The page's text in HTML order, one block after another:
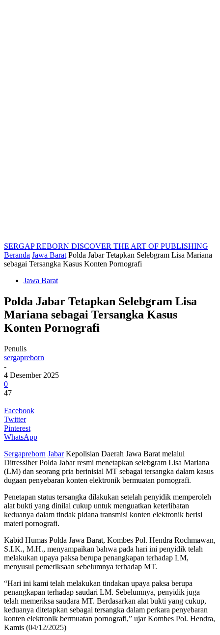
SERGAP REBORN DISCOVER THE ART OF PUBLISHING
Beranda Jawa Barat Polda Jabar Tetapkan Selebgram Lisa Mariana
sebagai Tersangka Kasus Konten Pornografi
Jawa Barat
Polda Jabar Tetapkan Selebgram Lisa
Mariana sebagai Tersangka Kasus
Konten Pornografi
Penulis
sergapreborn
-
4 Desember 2025
0
47
Facebook
Twitter
Pinterest
WhatsApp
Sergapreborn JabarKepolisian Daerah Jawa Barat melalui
Ditressiber Polda Jabar resmi menetapkan selebgram Lisa Mariana
(LM) dan seorang pria berinisial MT sebagai tersangka dalam kasus
dugaan penyebaran konten elektronik bermuatan pornografi.
Penetapan status tersangka dilakukan setelah penyidik memperoleh
alat bukti yang dinilai cukup untuk menguatkan keterlibatan
keduanya dalam tindak pidana transmisi konten elektronik berisi
materi pornografi.
Kabid Humas Polda Jawa Barat, Kombes Pol. Hendra Rochmawan,
S.I.K., M.H., menyampaikan bahwa pada hari ini penyidik telah
melakukan upaya paksa berupa penangkapan terhadap LM,
menyusul pemeriksaan sebelumnya terhadap MT.
“Hari ini kami telah melakukan tindakan upaya paksa berupa
penangkapan terhadap saudari LM. Sebelumnya, penyidik juga
telah memeriksa saudara MT. Berdasarkan alat bukti yang cukup,
keduanya ditetapkan sebagai tersangka dalam perkara penyebaran
konten elektronik bermuatan pornografi,” ujar Kombes Pol. Hendra,
Kamis (04/12/2025)